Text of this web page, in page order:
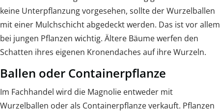
keine Unterpflanzung vorgesehen, sollte der Wurzelballen
mit einer Mulchschicht abgedeckt werden. Das ist vor allem
bei jungen Pflanzen wichtig. Ältere Bäume werfen den
Schatten ihres eigenen Kronendaches auf ihre Wurzeln.
Ballen oder Containerpflanze
Im Fachhandel wird die Magnolie entweder mit
Wurzelballen oder als Containerpflanze verkauft. Pflanzen